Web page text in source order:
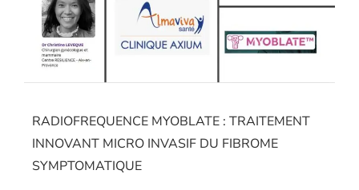
RADIOFREQUENCE MYOBLATE : TRAITEMENT
INNOVANT MICRO INVASIF DU FIBROME
SYMPTOMATIQUE